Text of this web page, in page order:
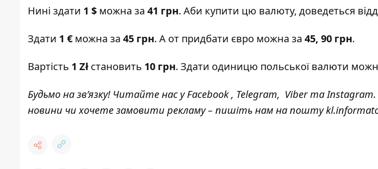
Нині здати 1 $ можна за 41 грн. Аби купити цю валюту, доведеться
Здати 1 € можна за 45 грн. А от придбати євро можна за 45, 90 грн.
Вартість 1 Złстановить 10 грн. Здати одиницю польської валюти
Будьмо на зв’язку! Читайте нас уFacebook, Telegram, ViberтаInstagram.
новини чи хочете замовити рекламу – пишіть нам на пошту